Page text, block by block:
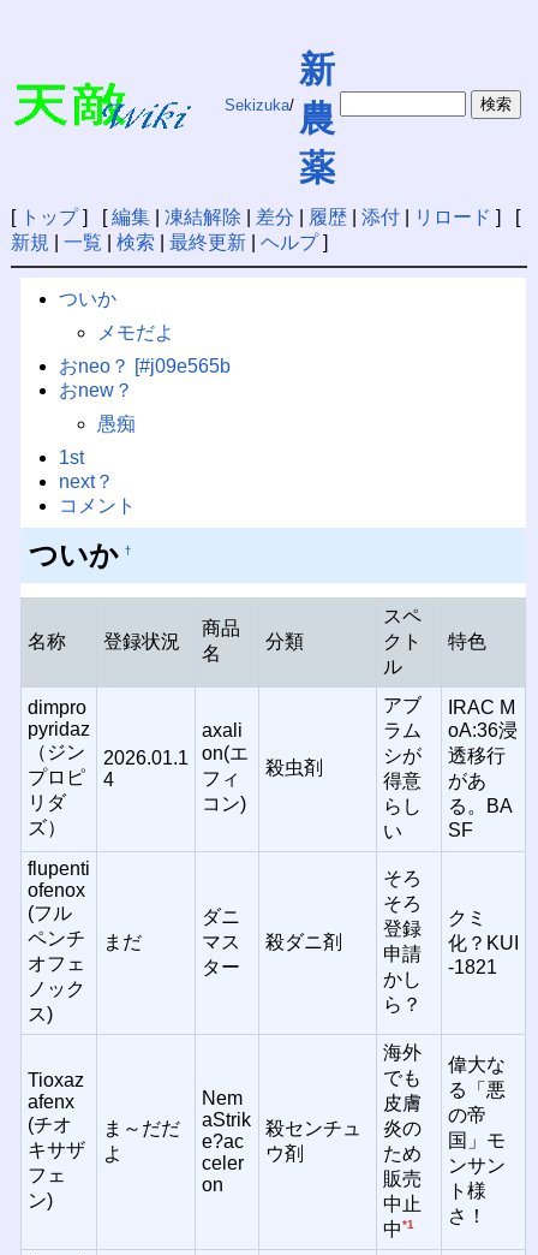
Sekizuka/
新
農
薬
[ トップ] [編集| 凍結解除 差分 履歴| 添付| リロード ] [
新規
一覧 検索 最終更新| ヘルプ]
ついか
メモだよ
おneo？ [#j09e565b
おnew？
愚痴
1st
next？
コメント
ついか †
名称 登録状況
商品
名
分類
スペ
クト
ル
特色
dimpro
pyridaz
（ジン
プロピ
リダ
ズ）
2026.01.1
4
axali
on(エ
フィ
コン)
殺虫剤
アブ
ラム
シが
得意
らし
い
IRAC M
oA:36浸
透移行
があ
る。BA
SF
flupenti
ofenox
(フル
ペンチ
オフェ
ノック
ス)
まだ
ダニ
マス
ター
殺ダニ剤
そろ
そろ
登録
申請
かし
ら？
クミ
化？KUI
-1821
Tioxaz
afenx
(チオ
キサザ
フェ
ン)
ま～だだ
よ
Nem
aStrik
e?ac
celer
on
殺センチュ
ウ剤
海外
でも
皮膚
炎の
ため
販売
中止
中*1
偉大な
る「悪
の帝
国」モ
ンサン
ト様
さ！